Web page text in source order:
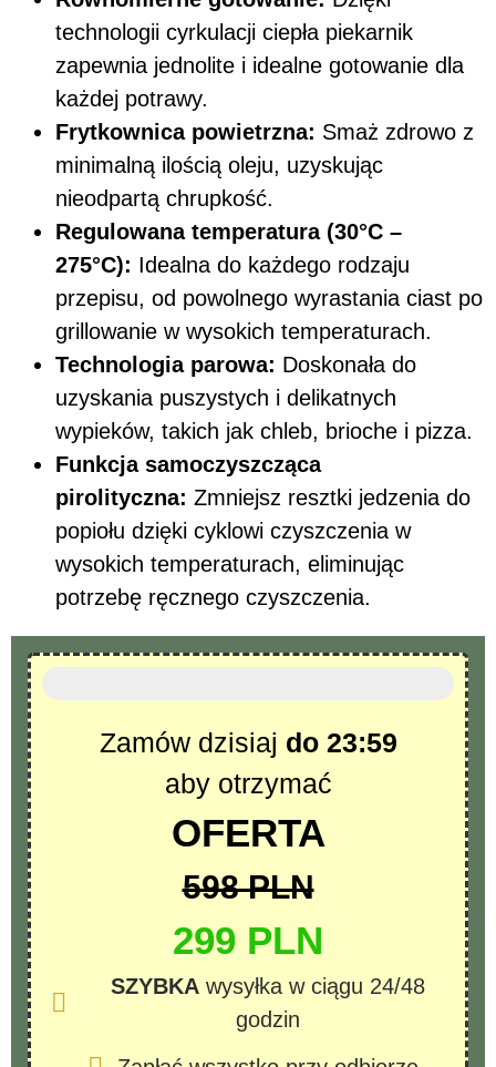
technologii cyrkulacji ciepła piekarnik
zapewnia jednolite i idealne gotowanie dla
każdej potrawy.
Frytkownica powietrzna: Smaż zdrowo z
minimalną ilością oleju, uzyskując
nieodpartą chrupkość.
Regulowana temperatura (30°C –
275°C): Idealna do każdego rodzaju
przepisu, od powolnego wyrastania ciast po
grillowanie w wysokich temperaturach.
Technologia parowa: Doskonała do
uzyskania puszystych i delikatnych
wypieków, takich jak chleb, brioche i pizza.
Funkcja samoczyszcząca
pirolityczna: Zmniejsz resztki jedzenia do
popiołu dzięki cyklowi czyszczenia w
wysokich temperaturach, eliminując
potrzebę ręcznego czyszczenia.
Zamów dzisiaj do 23:59
aby otrzymać
OFERTA
598 PLN
299 PLN
SZYBKAwysyłka w ciągu 24/48
godzin